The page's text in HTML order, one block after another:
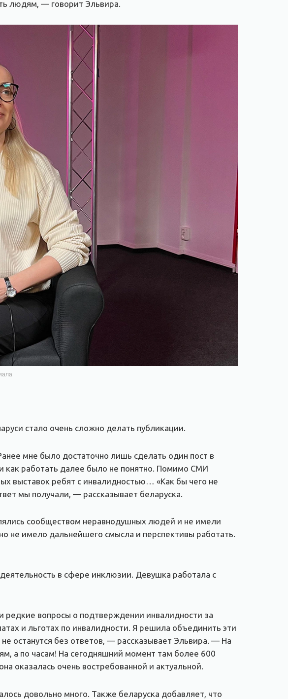
людям, — говорит Эльвира.
стало очень сложно делать публикации.
мне было достаточно лишь сделать один пост в
как работать далее было не понятно. Помимо СМИ
выставок ребят с инвалидностью… «Как бы чего не
мы получали, — рассказывает беларуска.
сообществом неравнодушных людей и не имели
не имело дальнейшего смысла и перспективы работать.
в сфере инклюзии. Девушка работала с
вопросы о подтверждении инвалидности за
и льготах по инвалидности. Я решила объединить эти
останутся без ответов, — рассказывает Эльвира. — На
а по часам! На сегодняшний момент там более 600
оказалась очень востребованной и актуальной.
довольно много. Также беларуска добавляет, что